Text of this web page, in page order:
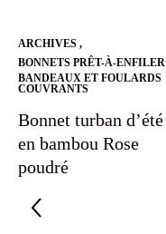
ARCHIVES ,
BONNETS PRÊT-À-ENFILER
BANDEAUX ET FOULARDS
COUVRANTS
Bonnet turban d’été
en bambou Rose
poudré